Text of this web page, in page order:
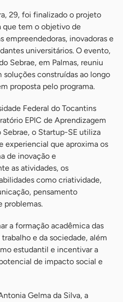
29, foi finalizado o projeto
que tem o objetivo de
empreendedoras, inovadoras e
universitários. O evento,
Sebrae, em Palmas, reuniu
soluções construídas ao longo
proposta pelo programa.
Federal do Tocantins
EPIC de Aprendizagem
o Startup-SE utiliza
experiencial que aproxima os
de inovação e
as atividades, os
como criatividade,
pensamento
problemas.
a formação acadêmica das
e da sociedade, além
estudantil e incentivar a
de impacto social e
Gelma da Silva, a